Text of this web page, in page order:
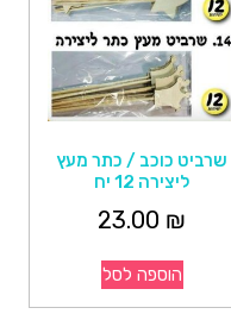
שרביט כוכב / כתר מעץ
ליצירה 12 יח
23.00 ₪
הוספה לסל